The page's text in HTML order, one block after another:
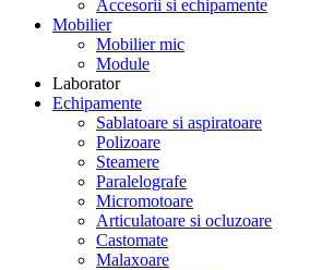
Accesorii si echipamente
Mobilier
Mobilier mic
Module
Laborator
Echipamente
Sablatoare si aspiratoare
Polizoare
Steamere
Paralelografe
Micromotoare
Articulatoare si ocluzoare
Castomate
Malaxoare